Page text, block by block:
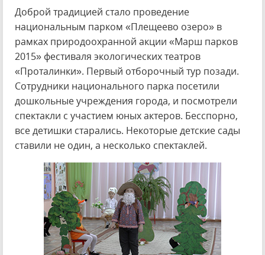
Доброй традицией стало проведение
национальным парком «Плещеево озеро» в
рамках природоохранной акции «Марш парков
2015» фестиваля экологических театров
«Проталинки». Первый отборочный тур позади.
Сотрудники национального парка посетили
дошкольные учреждения города, и посмотрели
спектакли с участием юных актеров. Бесспорно,
все детишки старались. Некоторые детские сады
ставили не один, а несколько спектаклей.